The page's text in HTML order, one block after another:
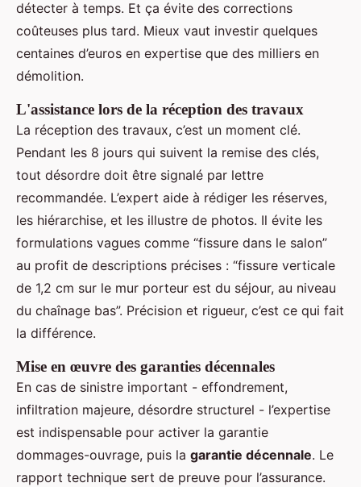
détecter à temps. Et ça évite des corrections
coûteuses plus tard. Mieux vaut investir quelques
centaines d’euros en expertise que des milliers en
démolition.
L'assistance lors de la réception des travaux
La réception des travaux, c’est un moment clé.
Pendant les 8 jours qui suivent la remise des clés,
tout désordre doit être signalé par lettre
recommandée. L’expert aide à rédiger les réserves,
les hiérarchise, et les illustre de photos. Il évite les
formulations vagues comme “fissure dans le salon”
au profit de descriptions précises : “fissure verticale
de 1,2 cm sur le mur porteur est du séjour, au niveau
du chaînage bas”. Précision et rigueur, c’est ce qui fait
la différence.
Mise en œuvre des garanties décennales
En cas de sinistre important - effondrement,
infiltration majeure, désordre structurel - l’expertise
est indispensable pour activer la garantie
dommages-ouvrage, puis la garantie décennale. Le
rapport technique sert de preuve pour l’assurance.